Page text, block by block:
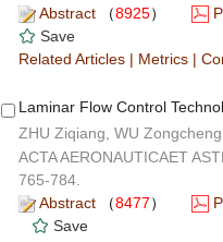
Abstract （8925）
Save
Related Articles | Metrics |
Laminar Flow Control
ZHU Ziqiang, WU
ACTA AERONAUTICAET
765-784.
Abstract （8477）
Save